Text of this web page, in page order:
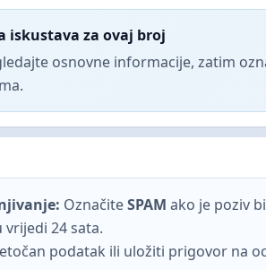
iskustava za ovaj broj
osnovne informacije, zatim
OznačiteSPAM ako je poziv
24 sata.
podatak ili uložiti prigovor na